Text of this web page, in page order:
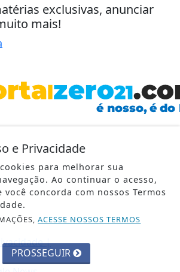
exclusivas, anunciar
mais!
|
e Privacidade
para melhorar sua
Ao continuar o acesso,
você concorda com nossos Termos
ACESSE NOSSOS TERMOS
PROSSEGUIR